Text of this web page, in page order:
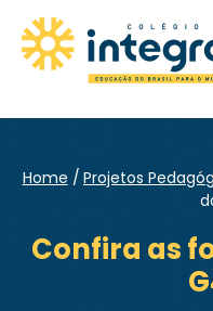
Home Projetos
Confira as